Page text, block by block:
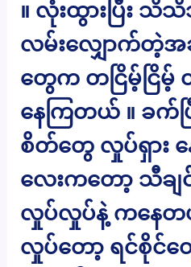
။ လုံးထွားပြီး သိ
လမ်းလျှောက်တဲ့အခ
တွေက တငြိမ့်ငြိ
နေကြတယ် ။ ခက်ပ
စိတ်တွေ လှုပ်ရှား
လေးကတော့ သီချင်
လှုပ်လှုပ်နဲ့ ကနေ
လှုပ်တော့ ရင်စိုင်